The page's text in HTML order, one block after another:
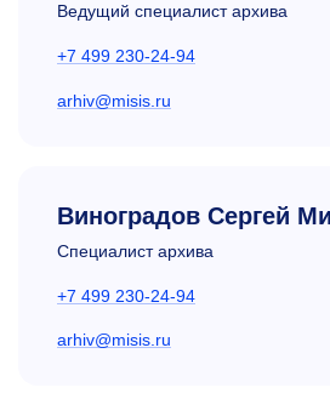
Ведущий специалист архива
+7 499 230-24-94
arhiv@misis.ru
Виноградов Сергей
Специалист архива
+7 499 230-24-94
arhiv@misis.ru